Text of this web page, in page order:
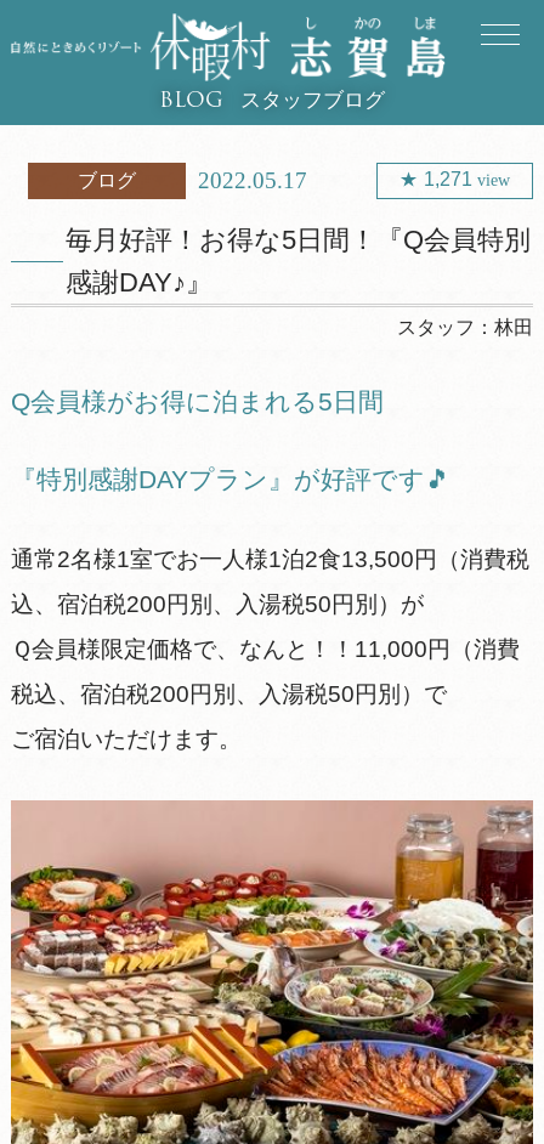
BLOG スタッフブログ
ブログ 2022.05.17 1,271view
毎月好評！お得な5日間！『Q会員特別
感謝DAY♪』
スタッフ：林田
Q会員様がお得に泊まれる5日間
『特別感謝DAYプラン』が好評です🎵
通常2名様1室でお一人様1泊2食13,500円（消費税
込、宿泊税200円別、入湯税50円別）が
Ｑ会員様限定価格で、なんと！！11,000円（消費
税込、宿泊税200円別、入湯税50円別）で
ご宿泊いただけます。